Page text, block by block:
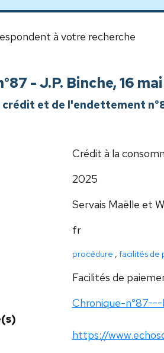
à votre recherche
- J.P. Binche, 16
crédit et de l'endettement
Crédit à la
2025
Servais Maëlle et
fr
procédure , facilités de
Facilités de
Chronique-
https://